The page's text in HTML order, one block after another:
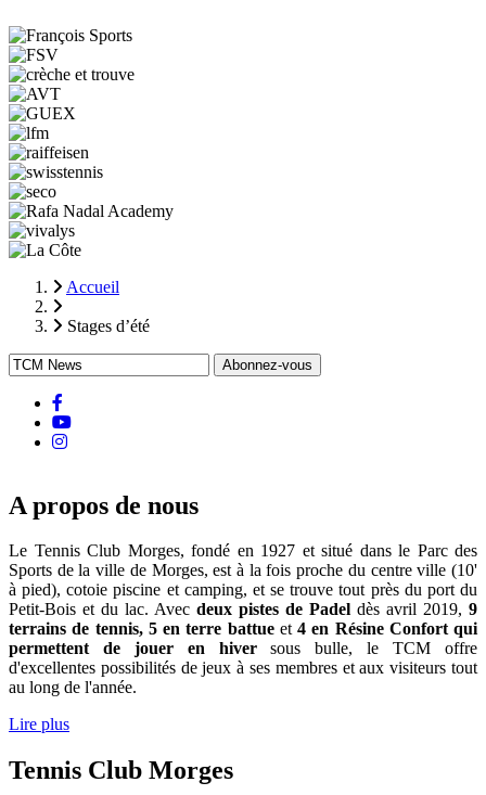
Fil
d'Ariane
Accueil
Stages d’été
Youtube
instagram
A propos de nous
Le Tennis Club Morges, fondé en 1927 et situé dans le Parc des
Sports de la ville de Morges, est à la fois proche du centre ville (10'
à pied), cotoie piscine et camping, et se trouve tout près du port du
Petit-Bois et du lac. Avec deux pistes de Padel dès avril 2019, 9
terrains de tennis, 5 en terre battueet 4 en Résine Confort qui
permettent de jouer en hiversous bulle, le TCM offre
d'excellentes possibilités de jeux à ses membres et aux visiteurs tout
au long de l'année.
Lire plus
Tennis Club Morges